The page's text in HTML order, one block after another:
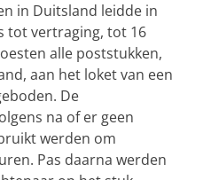
in Duitsland leidde in
tot vertraging, tot 16
alle poststukken,
aan het loket van een
De
na of er geen
werden om
Pas daarna werden